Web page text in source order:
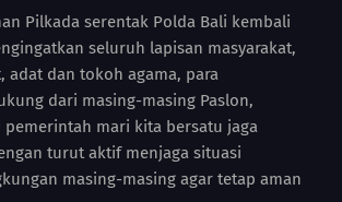
Pilkada serentak Polda Bali kembali
seluruh lapisan masyarakat,
adat dan tokoh agama, para
dari masing-masing Paslon,
mari kita bersatu jaga
turut aktif menjaga situasi
masing-masing agar tetap aman